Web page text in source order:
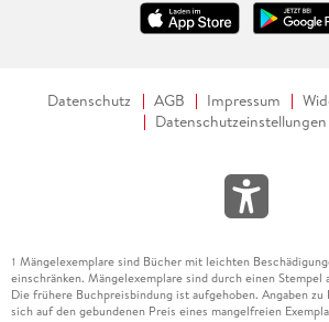
Datenschutz AGB Impressum
Datenschutzeinstellungen
1 Mängelexemplare sind Bücher mit leichten
einschränken. Mängelexemplare sind durch einen Stempel
Die frühere Buchpreisbindung ist aufgehoben. Angaben zu
sich auf den gebundenen Preis eines mangelfreien